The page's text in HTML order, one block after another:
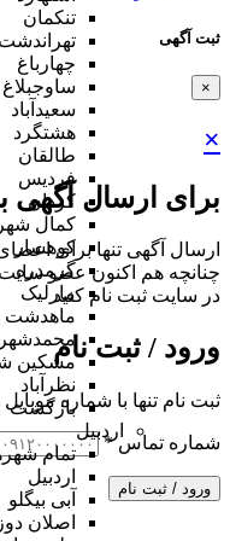
ثبت آگهی
×
×
برای ارسال آگهی
ارسال آگهی تنها برای
چنانچه هم‌ اکنون عضو
در سایت ثبت نام کنید
ورود / ثبت نام
ثبت نام تنها با شماره
شماره تماس*
ورود / ثبت نام
تنکمان
تهراندشت
چهارباغ
ساوجبلاغ
سعیدآباد
هشتگرد
طالقان
فردیس
کردان
کمال شهر
کوهسار
گرمدره
مارلیک
ماهدشت
محمدشهر
مشکین
نظرآباد
بازگشت
اردبیل
تمام
اردبیل
آبی بیگلو
اصلان دوز